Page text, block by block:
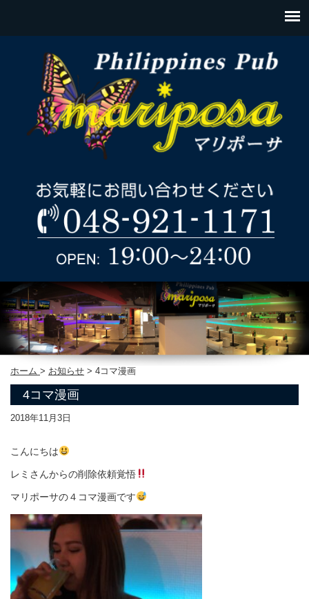
ホーム > お知らせ > 4コマ漫画
4コマ漫画
2018年11月3日
こんにちは
レミさんからの削除依頼覚悟
マリポーサの４コマ漫画です